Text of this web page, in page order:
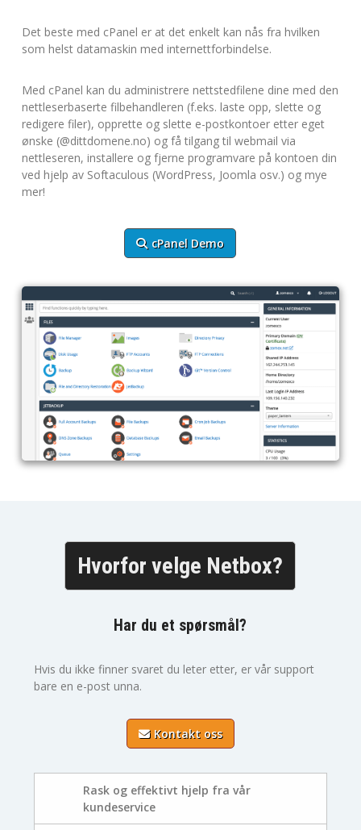
Det beste med cPanel er at det enkelt kan nås fra hvilken
som helst datamaskin med internettforbindelse.
Med cPanel kan du administrere nettstedfilene dine med den
nettleserbaserte filbehandleren (f.eks. laste opp, slette og
redigere filer), opprette og slette e-postkontoer etter eget
ønske (@dittdomene.no) og få tilgang til webmail via
nettleseren, installere og fjerne programvare på kontoen din
ved hjelp av Softaculous (WordPress, Joomla osv.) og mye
mer!
cPanel Demo
Hvorfor velge Netbox?
Har du et spørsmål?
Hvis du ikke finner svaret du leter etter, er vår support
bare en e-post unna.
Kontakt oss
Rask og effektivt hjelp fra vår
kundeservice